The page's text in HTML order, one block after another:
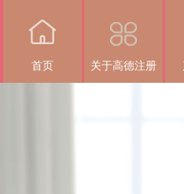
首页 关于高德注册